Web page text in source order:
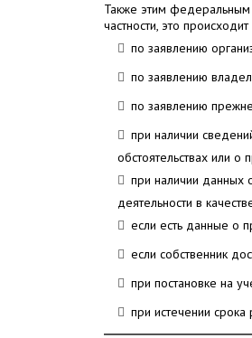
Также этим
частности, это
по заявлению
по заявлению
по заявлению
при наличии
обстоятельствах или о
при наличии данных
деятельности в
если есть данные о
если собственник
при постановке на
при истечении срока